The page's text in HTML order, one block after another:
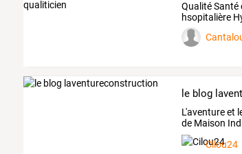
QualitéSanté
hsopitalière
le blog
L'aventureet
de Maison
faire
Cilou24